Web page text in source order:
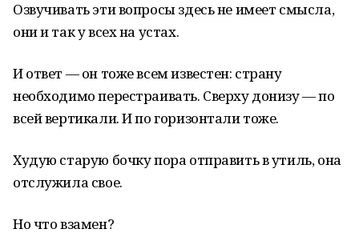
Озвучивать эти вопросы здесь не имеет смысла,
они и так у всех на устах.
И ответ — он тоже всем известен: страну
необходимо перестраивать. Сверху донизу — по
всей вертикали. И по горизонтали тоже.
Худую старую бочку пора отправить в утиль, она
отслужила свое.
Но что взамен?